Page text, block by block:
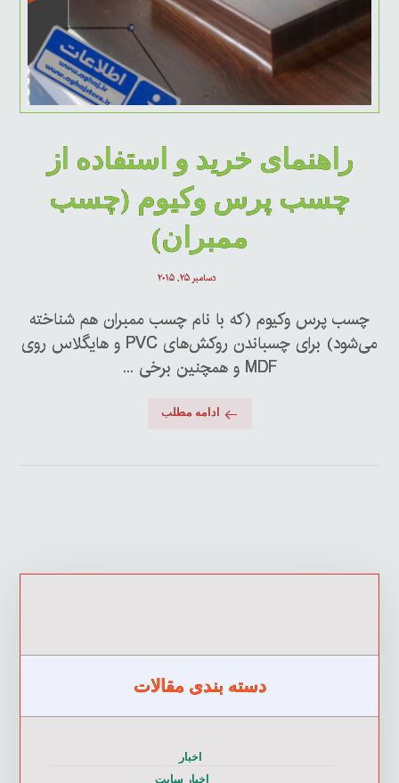
راهنمای خرید و استفاده از
چسب پرس وکیوم (چسب
ممبران)
دسامبر ۲۵, ۲۰۱۵
چسب پرس وکیوم (که با نام چسب ممبران هم شناخته
می‌شود) برای چسباندن روکش‌های PVC و هایگلاس روی
MDF و همچنین برخی ...
ادامه مطلب
دسته بندی مقالات
اخبار
اخبار سایت